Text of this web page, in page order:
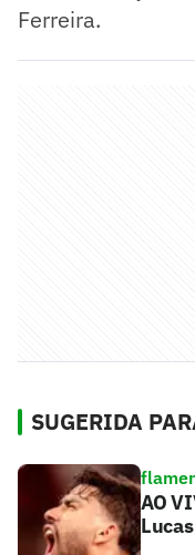
Ferreira.
SUGERIDA
AO